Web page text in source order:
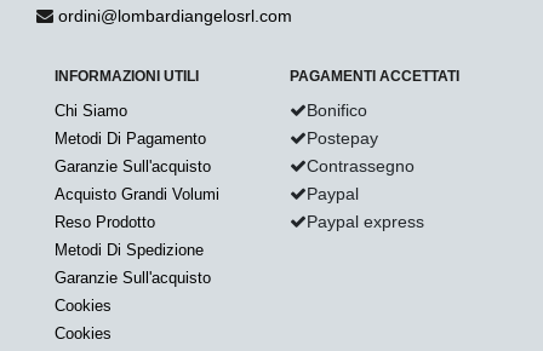
ordini@lombardiangelosrl.com
INFORMAZIONI UTILI
Chi Siamo
Metodi Di Pagamento
Garanzie Sull'acquisto
Acquisto Grandi Volumi
Reso Prodotto
Metodi Di Spedizione
Garanzie Sull'acquisto
Cookies
Cookies
PAGAMENTI ACCETTATI
Bonifico
Postepay
Contrassegno
Paypal
Paypal express